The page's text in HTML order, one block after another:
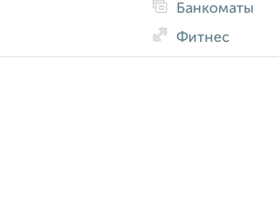
Банкоматы
Фитнес